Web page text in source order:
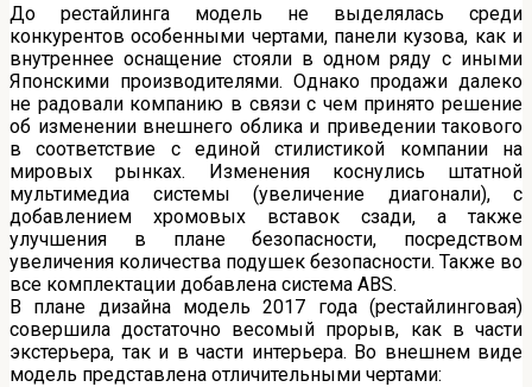
До рестайлинга модель не выделялась среди
конкурентов особенными чертами, панели кузова, как и
внутреннее оснащение стояли в одном ряду с иными
Японскими производителями. Однако продажи далеко
не радовали компанию в связи с чем принято решение
об изменении внешнего облика и приведении такового
в соответствие с единой стилистикой компании на
мировых рынках. Изменения коснулись штатной
мультимедиа системы (увеличение диагонали), с
добавлением хромовых вставок сзади, а также
улучшения в плане безопасности, посредством
увеличения количества подушек безопасности. Также во
все комплектации добавлена система ABS.
В плане дизайна модель 2017 года (рестайлинговая)
совершила достаточно весомый прорыв, как в части
экстерьера, так и в части интерьера. Во внешнем виде
модель представлена отличительными чертами: